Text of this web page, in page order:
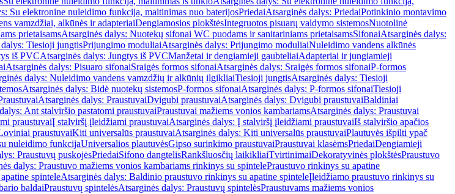
Su elektronine nuleidimo funkcija, maitinimas nuo baterijosPriedaiAtsarginės dalys: PriedaiPotinkinio montavimo
vamzdžiai, alkūnės ir adapteriaiDengiamosios plokštėsIntegruotos pisuarų valdymo sistemosNuotolinė
prietaisamsAtsarginės dalys: Nuotekų sifonai WC puodams ir sanitariniams prietaisamsSifonaiAtsarginės dalys:
Tiesioji jungtisPrijungimo moduliaiAtsarginės dalys: Prijungimo moduliaiNuleidimo vandens alkūnės
iš PVCAtsarginės dalys: Jungtys iš PVCManžetai ir dengiamieji gaubteliaiAdapteriai ir jungiamieji
Atsarginės dalys: Pisuaro sifonaiSraigės formos sifonaiAtsarginės dalys: Sraigės formos sifonaiP-formos
dalys: Nuleidimo vandens vamzdžių ir alkūnių ilgikliaiTiesioji jungtisAtsarginės dalys: Tiesioji
Atsarginės dalys: Bidė nuotekų sistemosP-formos sifonaiAtsarginės dalys: P-formos sifonaiTiesioji
Atsarginės dalys: PraustuvaiDvigubi praustuvaiAtsarginės dalys: Dvigubi praustuvaiBaldiniai
Ant stalviršio pastatomi praustuvaiPraustuvai mažiems vonios kambariamsAtsarginės dalys: Praustuvai
praustuvaiĮ stalviršį įleidžiami praustuvaiAtsarginės dalys: Į stalviršį įleidžiami praustuvaiIš stalviršio apačios
praustuvaiKiti universalūs praustuvaiAtsarginės dalys: Kiti universalūs praustuvaiPlautuvės išpilti ypač
nuleidimo funkcijaUniversalios plautuvėsGipso surinkimo praustuvaiPraustuvai klasėmsPriedaiDengiamieji
Praustuvų puskojėsPriedaiSifono dangtelisRankšluosčių laikikliaiTvirtinimaiDekoratyvinės plokštėsPraustuvo
dalys: Praustuvo mažiems vonios kambariams rinkinys su spintelePraustuvo rinkinys su apatine
spinteleAtsarginės dalys: Baldinio praustuvo rinkinys su apatine spinteleĮleidžiamo praustuvo rinkinys su
baldaiPraustuvų spintelėsAtsarginės dalys: Praustuvų spintelėsPraustuvams mažiems vonios